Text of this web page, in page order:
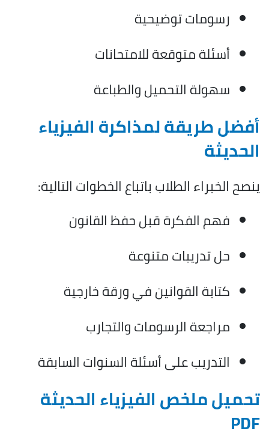
رسومات توضيحية
أسئلة متوقعة للامتحانات
سهولة التحميل والطباعة
أفضل طريقة لمذاكرة الفيزياء
الحديثة
ينصح الخبراء الطلاب باتباع الخطوات التالية:
فهم الفكرة قبل حفظ القانون
حل تدريبات متنوعة
كتابة القوانين في ورقة خارجية
مراجعة الرسومات والتجارب
التدريب على أسئلة السنوات السابقة
تحميل ملخص الفيزياء الحديثة
PDF